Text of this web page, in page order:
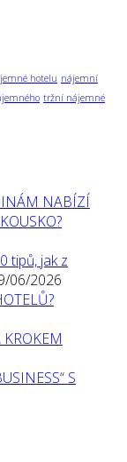
hotelu nájemní
tržní nájemné
NABÍZÍ
tipů, jak z
06/2026
S